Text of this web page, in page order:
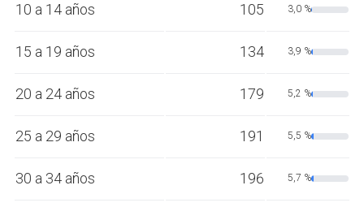
10 a 14 años 105 3,0 %
15 a 19 años 134 3,9 %
20 a 24 años 179 5,2 %
25 a 29 años 191 5,5 %
30 a 34 años 196 5,7 %